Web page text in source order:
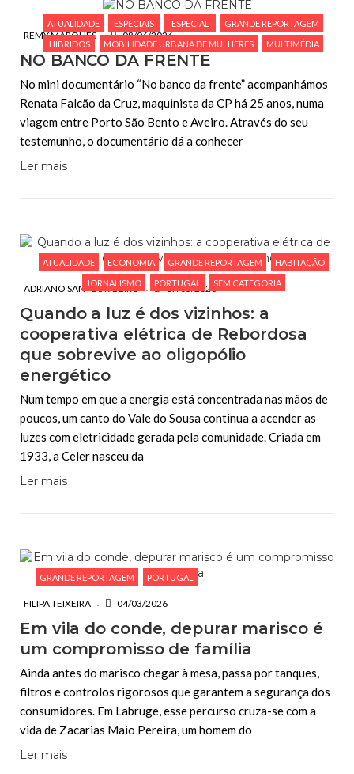
ATUALIDADE ESPECIAIS ESPECIAL
GRANDE REPORTAGEM
HÍBRIDOS
MOBILIDADE URBANA DE MULHERES MULTIMÉDIA
REMY MARQUES 08/06/2026
NO BANCO DA FRENTE
No mini documentário “No banco da frente” acompanhámos
Renata Falcão da Cruz, maquinista da CP há 25 anos, numa
viagem entre Porto São Bento e Aveiro. Através do seu
testemunho, o documentário dá a conhecer
Ler mais
ATUALIDADE ECONOMIA GRANDE REPORTAGEM
HABITAÇÃO
JORNALISMO
PORTUGAL SEM CATEGORIA
ADRIANO SANTOS RIBEIRO 17/03/2026
Quando a luz é dos vizinhos: a
cooperativa elétrica de Rebordosa
que sobrevive ao oligopólio
energético
Num tempo em que a energia está concentrada nas mãos de
poucos, um canto do Vale do Sousa continua a acender as
luzes com eletricidade gerada pela comunidade. Criada em
1933, a Celer nasceu da
Ler mais
GRANDE REPORTAGEM PORTUGAL
FILIPA TEIXEIRA 04/03/2026
Em vila do conde, depurar marisco é
um compromisso de família
Ainda antes do marisco chegar à mesa, passa por tanques,
filtros e controlos rigorosos que garantem a segurança dos
consumidores. Em Labruge, esse percurso cruza-se com a
vida de Zacarias Maio Pereira, um homem do
Ler mais